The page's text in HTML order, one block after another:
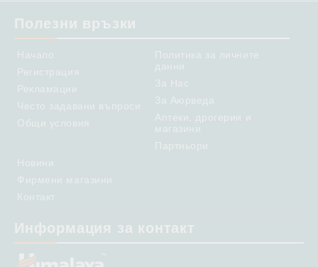
Полезни връзки
Начало
Регистрация
Рекламации
Често задавани въпроси
Общи условия
Политика за личните
данни
За Нас
За Аюрведа
Аптеки, дрогерии и
магазини
Партньори
Новини
Фирмени магазини
Контакт
Информация за контакт